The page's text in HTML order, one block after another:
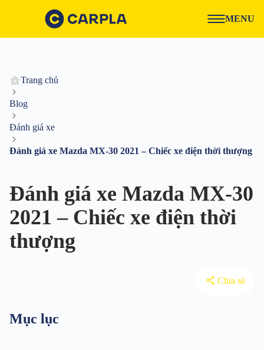
MENU
Trang chủ
Blog
Đánh giá xe
Đánh giá xe Mazda MX-30 2021 – Chiếc xe điện thời thượng
Đánh giá xe Mazda MX-30
2021 – Chiếc xe điện thời
thượng
Chia sẻ
Mục lục